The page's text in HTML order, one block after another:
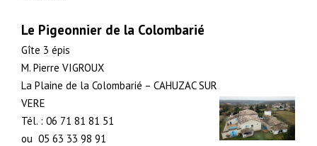
Le Pigeonnier de la Colombarié
Gîte 3 épis
M. Pierre VIGROUX
La Plaine de la Colombarié – CAHUZAC SUR
VERE
Tél. : 06 71 81 81 51
ou 05 63 33 98 91